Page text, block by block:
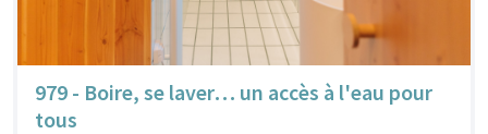
979 - Boire, se laver… un accès à l'eau pour
tous